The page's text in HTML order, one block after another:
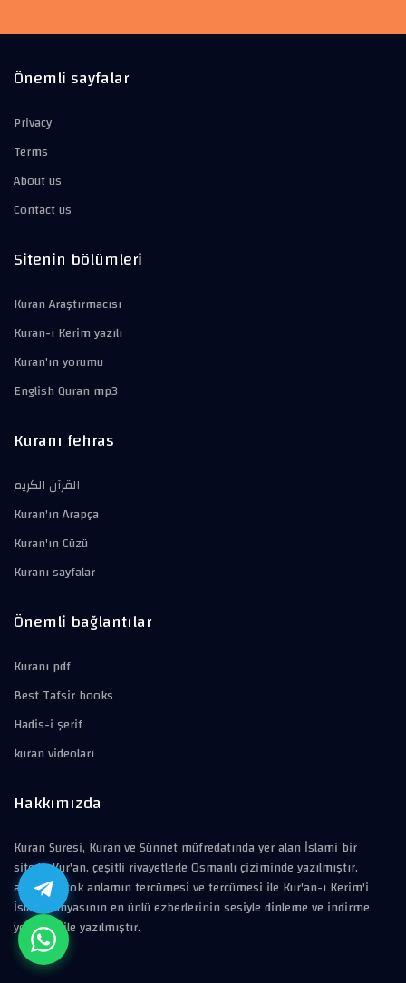
Önemli sayfalar
Privacy
Terms
About us
Contact us
Sitenin bölümleri
Kuran Araştırmacısı
Kuran-ı Kerim yazılı
Kuran'ın yorumu
English Quran mp3
Kuranı fehras
القرآن الكريم
Kuran'ın Arapça
Kuran'ın Cüzü
Kuranı sayfalar
Önemli bağlantılar
Kuranı pdf
Best Tafsir books
Hadis-i şerif
kuran videoları
Hakkımızda
Kuran Suresi, Kuran ve Sünnet müfredatında yer alan İslami bir
sitedir.Kur'an, çeşitli rivayetlerle Osmanlı çiziminde yazılmıştır,
ayrıca birçok anlamın tercümesi ve tercümesi ile Kur'an-ı Kerim'i
İslam dünyasının en ünlü ezberlerinin sesiyle dinleme ve indirme
yeteneği ile yazılmıştır.